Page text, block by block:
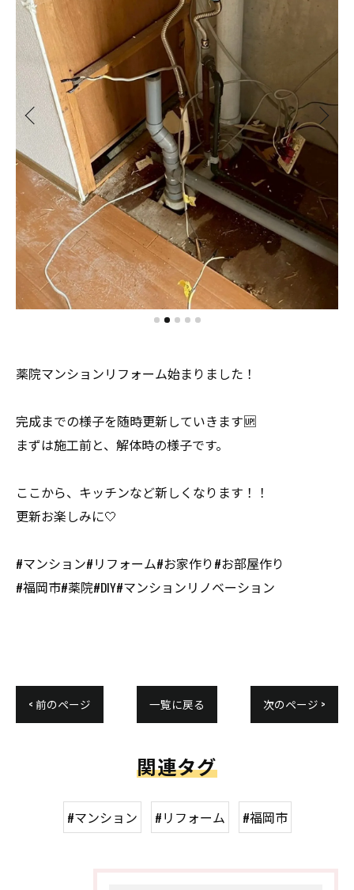
薬院マンションリフォーム始まりました！
完成までの様子を随時更新していきます🆙
まずは施工前と、解体時の様子です。
ここから、キッチンなど新しくなります！！
更新お楽しみに🤍
#マンション#リフォーム#お家作り#お部屋作り
#福岡市#薬院#DIY#マンションリノベーション
< 前のページ 一覧に戻る 次のページ >
関連タグ
#マンション #リフォーム #福岡市